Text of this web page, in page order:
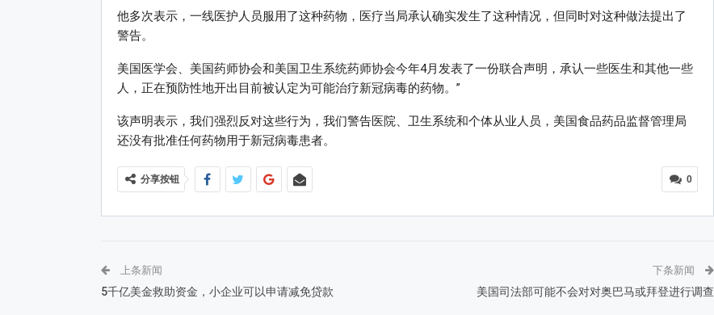
他多次表示，一线医护人员服用了这种药物，医疗当局承认确实发生了这种情况，但同时对这种做法提出了
警告。
美国医学会、美国药师协会和美国卫生系统药师协会今年4月发表了一份联合声明，承认一些医生和其他一些
人，正在预防性地开出目前被认定为可能治疗新冠病毒的药物。”
该声明表示，我们强烈反对这些行为，我们警告医院、卫生系统和个体从业人员，美国食品药品监督管理局
还没有批准任何药物用于新冠病毒患者。
0
分享按钮
上条新闻
5千亿美金救助资金，小企业可以申请减免贷款
下条新闻
美国司法部可能不会对对奥巴马或拜登进行调查